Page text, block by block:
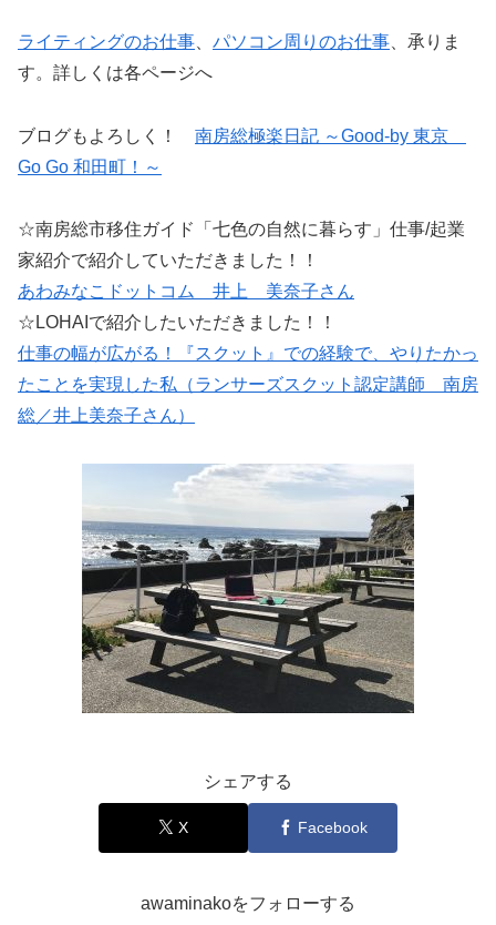
ライティングのお仕事 パソコン周りのお仕事 、承りま
す。詳しくは各ページへ
ブログもよろしく！ 南房総極楽日記 ～Good-by 東京
Go Go 和田町！～
☆南房総市移住ガイド「七色の自然に暮らす」仕事/起業
家紹介で紹介していただきました！！
あわみなこドットコム 井上 美奈子さん
☆LOHAIで紹介したいただきました！！
仕事の幅が広がる！『スクット』での経験で、やりたかっ
たことを実現した私（ランサーズスクット認定講師 南房
総／井上美奈子さん）
シェアする
X Facebook
awaminakoをフォローする